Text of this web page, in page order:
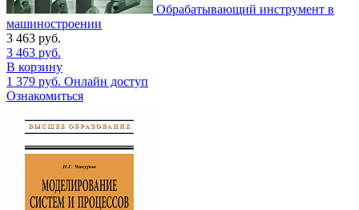
Обрабатывающий инструмент в
машиностроении
3 463 руб.
3 463 руб.
В корзину
1 379 руб. Онлайн доступ
Ознакомиться